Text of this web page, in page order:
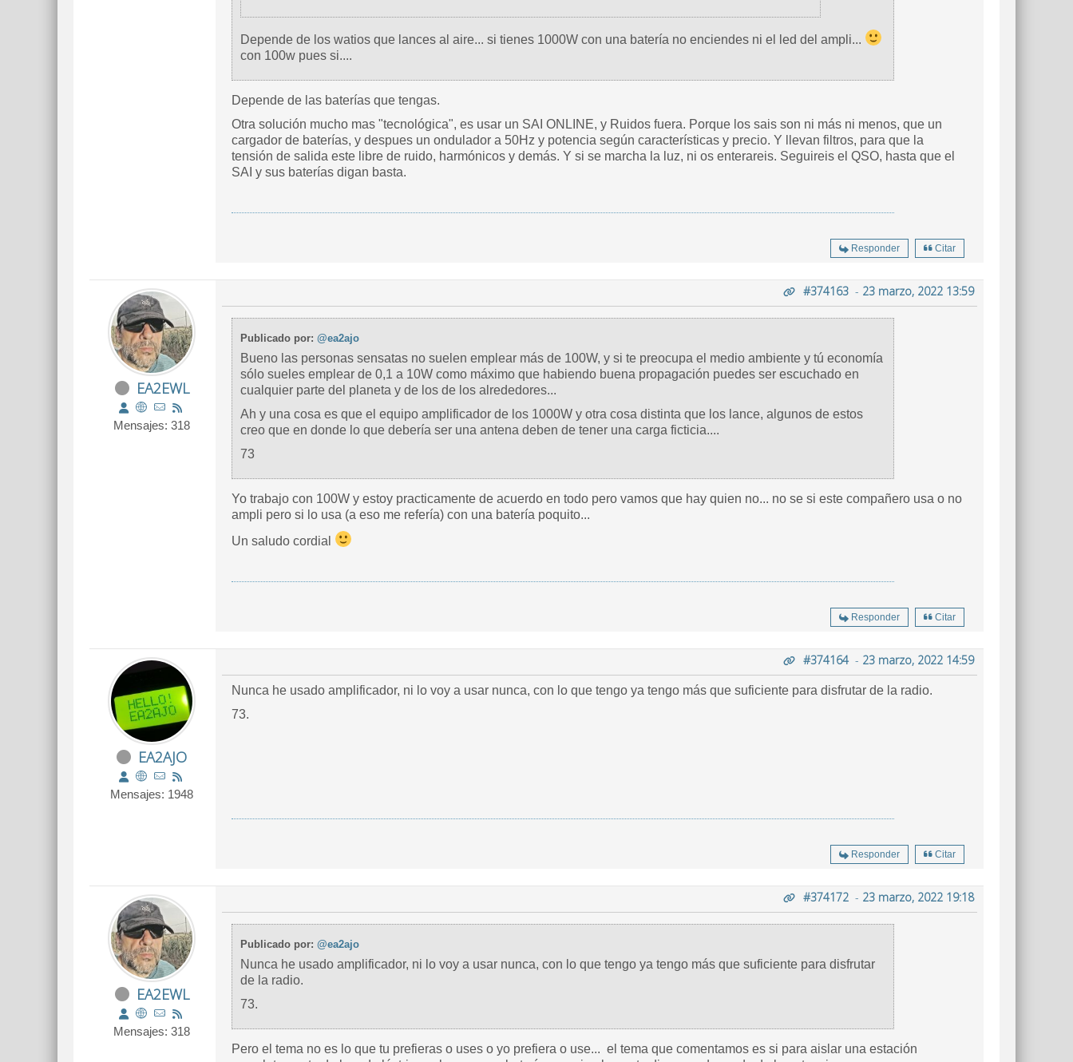
Depende de los watios que lances al aire... si tienes 1000W con una batería no enciendes ni el led del ampli...
con 100w pues si....
Depende de las baterías que tengas.
Otra solución mucho mas "tecnológica", es usar un SAI ONLINE, y Ruidos fuera. Porque los sais son ni más ni menos, que un
cargador de baterías, y despues un ondulador a 50Hz y potencia según características y precio. Y llevan filtros, para que la
tensión de salida este libre de ruido, harmónicos y demás. Y si se marcha la luz, ni os enterareis. Seguireis el QSO, hasta que el
SAI y sus baterías digan basta.
Responder Citar
EA2EWL
Mensajes: 318
#374163 - 23 marzo, 2022 13:59
Publicado por: @ea2ajo
Bueno las personas sensatas no suelen emplear más de 100W, y si te preocupa el medio ambiente y tú economía
sólo sueles emplear de 0,1 a 10W como máximo que habiendo buena propagación puedes ser escuchado en
cualquier parte del planeta y de los de los alrededores...
Ah y una cosa es que el equipo amplificador de los 1000W y otra cosa distinta que los lance, algunos de estos
creo que en donde lo que debería ser una antena deben de tener una carga ficticia....
73
Yo trabajo con 100W y estoy practicamente de acuerdo en todo pero vamos que hay quien no... no se si este compañero usa o no
ampli pero si lo usa (a eso me refería) con una batería poquito...
Un saludo cordial
Responder Citar
EA2AJO
Mensajes: 1948
#374164- 23 marzo, 2022 14:59
Nunca he usado amplificador, ni lo voy a usar nunca, con lo que tengo ya tengo más que suficiente para disfrutar de la radio.
73.
Responder Citar
EA2EWL
Mensajes: 318
#374172 - 23 marzo, 2022 19:18
Publicado por: @ea2ajo
Nunca he usado amplificador, ni lo voy a usar nunca, con lo que tengo ya tengo más que suficiente para disfrutar
de la radio.
73.
Pero el tema no es lo que tu prefieras o uses o yo prefiera o use... el tema que comentamos es si para aislar una estación